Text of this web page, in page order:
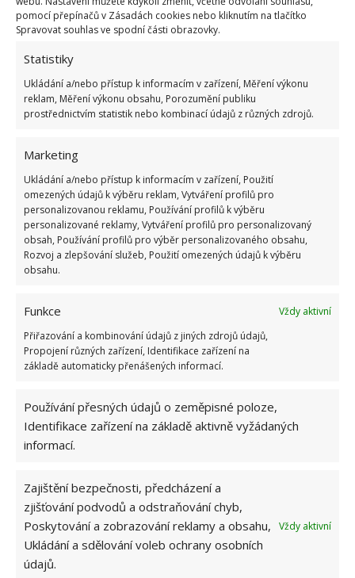
pomocí přepínačů v Zásadách cookies nebo kliknutím na tlačítko
Spravovat souhlas ve spodní části obrazovky.
Statistiky
Ukládání a/nebo přístup k informacím v zařízení, Měření výkonu
reklam, Měření výkonu obsahu, Porozumění publiku
prostřednictvím statistik nebo kombinací údajů z různých zdrojů.
Marketing
Ukládání a/nebo přístup k informacím v zařízení, Použití
omezených údajů k výběru reklam, Vytváření profilů pro
personalizovanou reklamu, Používání profilů k výběru
personalizované reklamy, Vytváření profilů pro personalizovaný
obsah, Používání profilů pro výběr personalizovaného obsahu,
Rozvoj a zlepšování služeb, Použití omezených údajů k výběru
obsahu.
Funkce
Vždy aktivní
Přiřazování a kombinování údajů z jiných zdrojů údajů,
Propojení různých zařízení, Identifikace zařízení na
základě automaticky přenášených informací.
Používání přesných údajů o zeměpisné poloze,
Identifikace zařízení na základě aktivně vyžádaných
informací.
Zajištění bezpečnosti, předcházení a
zjišťování podvodů a odstraňování chyb,
Poskytování a zobrazování reklamy a obsahu,
Ukládání a sdělování voleb ochrany osobních
údajů.
Vždy aktivní
Prodlužte plodnost vašich okurek až do prvních
mrazíků. Sklízet je tak můžete ještě v říjnu
Zákeřnou plíseň na rajčatech je potřeba
rozpoznat včas. Díky domácím postřikům je
1 2 »
OBLÍBENÉ ČLÁNKY
Pokuta až 10 000 Kč hrozí za nesprávné sekání i
nesekání trávy. Záleží i na prostředku a lokaci
Kvíz na téma pionýrské tábory za socialismu:
Kdo je zažil, bez problému získá 12 ze 12 bodů
12.5.2026